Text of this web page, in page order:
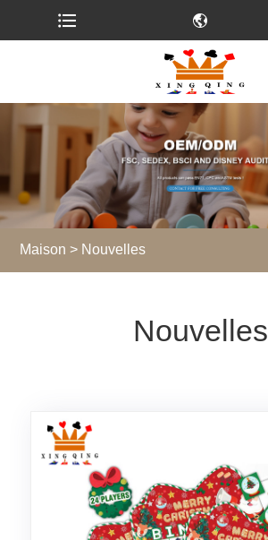
Maison > Nouvelles
Nouvelles